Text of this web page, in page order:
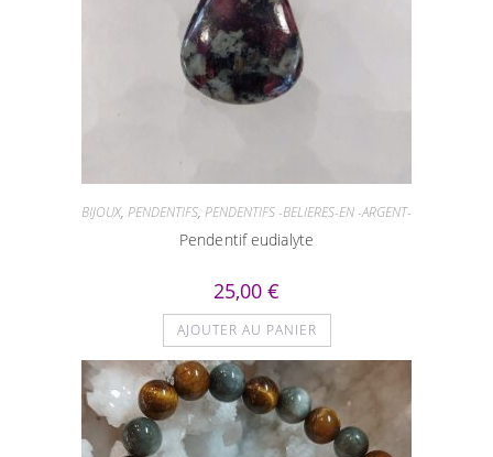
BIJOUX, PENDENTIFS, PENDENTIFS -BELIERES-EN -ARGENT-
Pendentif eudialyte
25,00 €
AJOUTER AU PANIER